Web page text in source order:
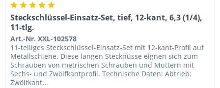
Steckschlüssel-Einsatz-Set, tief, 12-kant, 6,3 (1/4),
11-tlg.
Art.-Nr. XXL-102578
11-teiliges Steckschlüssel-Einsatz-Set mit 12-kant-Profil auf
Metallschiene. Diese langen Stecknüsse eignen sich zum
Schrauben von metrischen Schrauben und Muttern mit
Sechs- und Zwölfkantprofil. Technische Daten: Abtrieb:
Zwölfkant...